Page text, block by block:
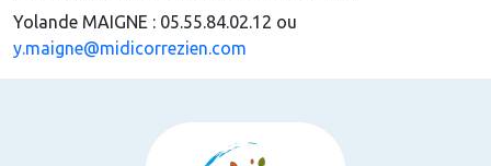
Yolande MAIGNE : 05.55.84.02.12 ou
y.maigne@midicorrezien.com